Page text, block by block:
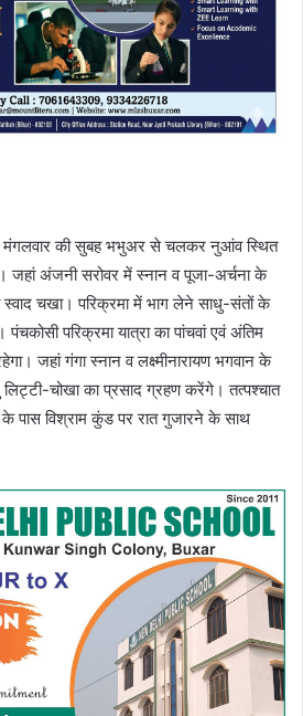
मंगलवार की सुबह भभुअर से चलकर नुआंव स्थित
अंजनी सरोवर में स्नान व पूजा-अर्चना के
स्वाद चखा। परिक्रमा में भाग लेने साधु-संतों के
परिक्रमा यात्रा का पांचवां एवं अंतिम
जहां गंगा स्नान व लक्ष्मीनारायण भगवान के
चोखा का प्रसाद ग्रहण करेंगे। तत्पश्चात
के पास विश्राम कुंड पर रात गुजारने के साथ